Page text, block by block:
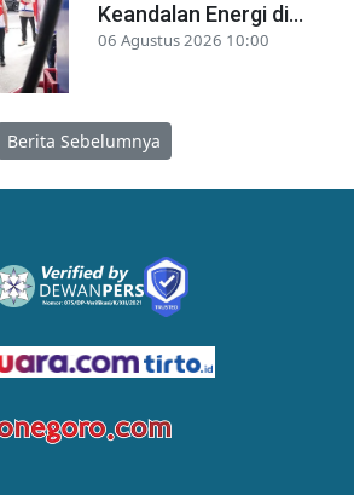
Keandalan Energi di...
06 Agustus 2026 10:00
Berita Sebelumnya